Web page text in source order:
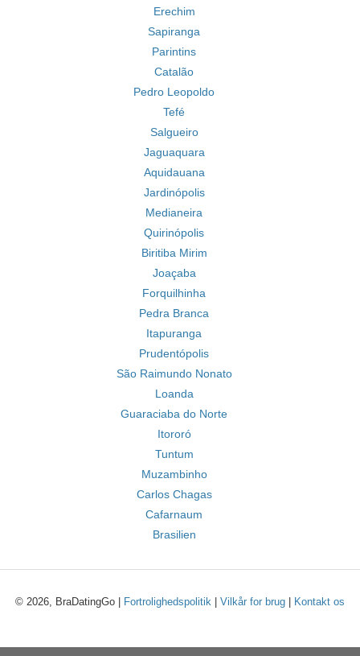
Erechim
Sapiranga
Parintins
Catalão
Pedro Leopoldo
Tefé
Salgueiro
Jaguaquara
Aquidauana
Jardinópolis
Medianeira
Quirinópolis
Biritiba Mirim
Joaçaba
Forquilhinha
Pedra Branca
Itapuranga
Prudentópolis
São Raimundo Nonato
Loanda
Guaraciaba do Norte
Itororó
Tuntum
Muzambinho
Carlos Chagas
Cafarnaum
Brasilien
© 2026, BraDatingGo | Fortrolighedspolitik Vilkår for brug Kontakt os